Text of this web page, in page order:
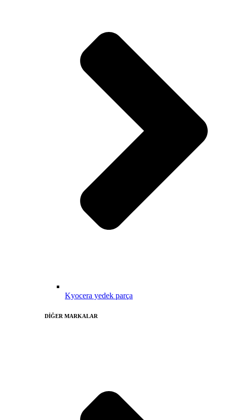
Kyocera yedek parça
DİĞER MARKALAR